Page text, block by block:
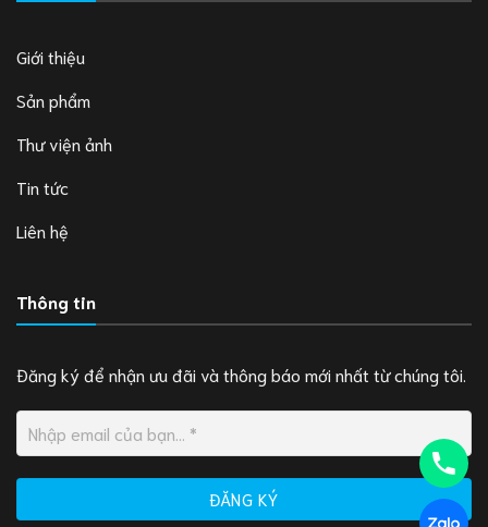
Giới thiệu
Sản phẩm
Thư viện ảnh
Tin tức
Liên hệ
Thông tin
Đăng ký để nhận ưu đãi và thông báo mới nhất từ chúng tôi.